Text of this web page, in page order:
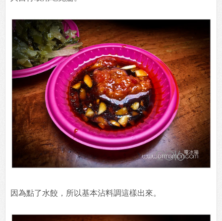
因為點了水餃，所以基本沾料調這樣出來。